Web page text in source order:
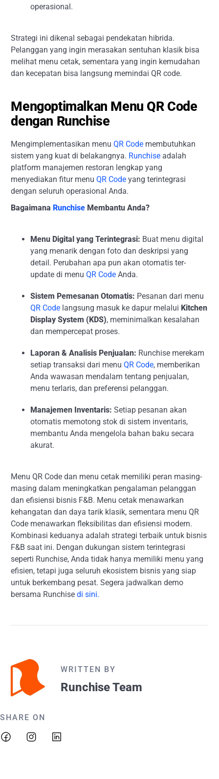
operasional.
Strategi ini dikenal sebagai pendekatan hibrida.
Pelanggan yang ingin merasakan sentuhan klasik bisa
melihat menu cetak, sementara yang ingin kemudahan
dan kecepatan bisa langsung memindai QR code.
Mengoptimalkan Menu QR Code
dengan Runchise
Mengimplementasikan menuQR Code membutuhkan
sistem yang kuat di belakangnya. Runchise adalah
platform manajemen restoran lengkap yang
menyediakan fitur menu QR Code yang terintegrasi
dengan seluruh operasional Anda.
Bagaimana Runchise Membantu Anda?
Menu Digital yang Terintegrasi: Buat menu digital
yang menarik dengan foto dan deskripsi yang
detail. Perubahan apa pun akan otomatis ter-
update di menuQR Code Anda.
Sistem Pemesanan Otomatis: Pesanan dari menu
QR Code langsung masuk ke dapur melalui Kitchen
Display System (KDS), meminimalkan kesalahan
dan mempercepat proses.
Laporan & Analisis Penjualan: Runchise merekam
setiap transaksi dari menuQR Code, memberikan
Anda wawasan mendalam tentang penjualan,
menu terlaris, dan preferensi pelanggan.
Manajemen Inventaris: Setiap pesanan akan
otomatis memotong stok di sistem inventaris,
membantu Anda mengelola bahan baku secara
akurat.
Menu QR Code dan menu cetak memiliki peran masing-
masing dalam meningkatkan pengalaman pelanggan
dan efisiensi bisnis F&B. Menu cetak menawarkan
kehangatan dan daya tarik klasik, sementara menu QR
Code menawarkan fleksibilitas dan efisiensi modern.
Kombinasi keduanya adalah strategi terbaik untuk bisnis
F&B saat ini. Dengan dukungan sistem terintegrasi
seperti Runchise, Anda tidak hanya memiliki menu yang
efisien, tetapi juga seluruh ekosistem bisnis yang siap
untuk berkembang pesat. Segera jadwalkan demo
bersama Runchisedi sini.
WRITTEN BY
Runchise Team
SHARE ON